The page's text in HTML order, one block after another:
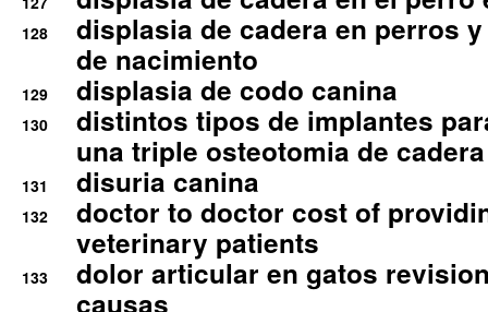
128
displasia de cadera en perros
de nacimiento
129 displasia de codo canina
130
distintos tipos de implantes
una triple osteotomia de cadera
131 disuria canina
132
doctor to doctor cost of
veterinary patients
133
dolor articular en gatos
causas